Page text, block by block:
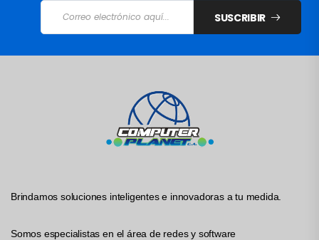
SUSCRIBIR
Brindamos soluciones inteligentes e innovadoras a tu medida.
Somos especialistas en el área de redes y software